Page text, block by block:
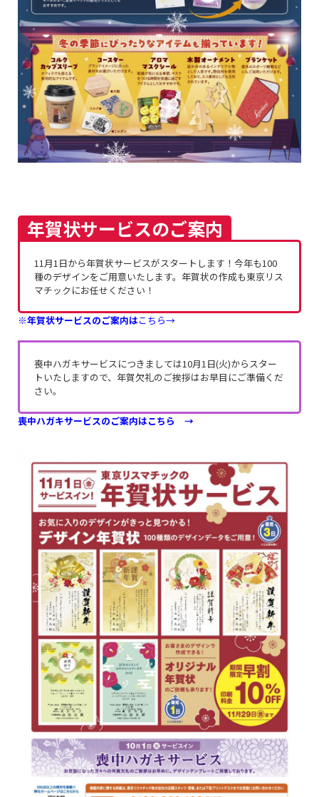
年賀状サービスのご案内
11月1日から年賀状サービスがスタートします！今年も100
種のデザインをご用意いたします。年賀状の作成も東京リス
マチックにお任せください！
※年賀状サービスのご案内はこちら→
喪中ハガキサービスにつきましては10月1日(火)からスター
トいたしますので、年賀欠礼のご挨拶はお早目にご準備くだ
さい。
喪中ハガキサービスのご案内はこちら →